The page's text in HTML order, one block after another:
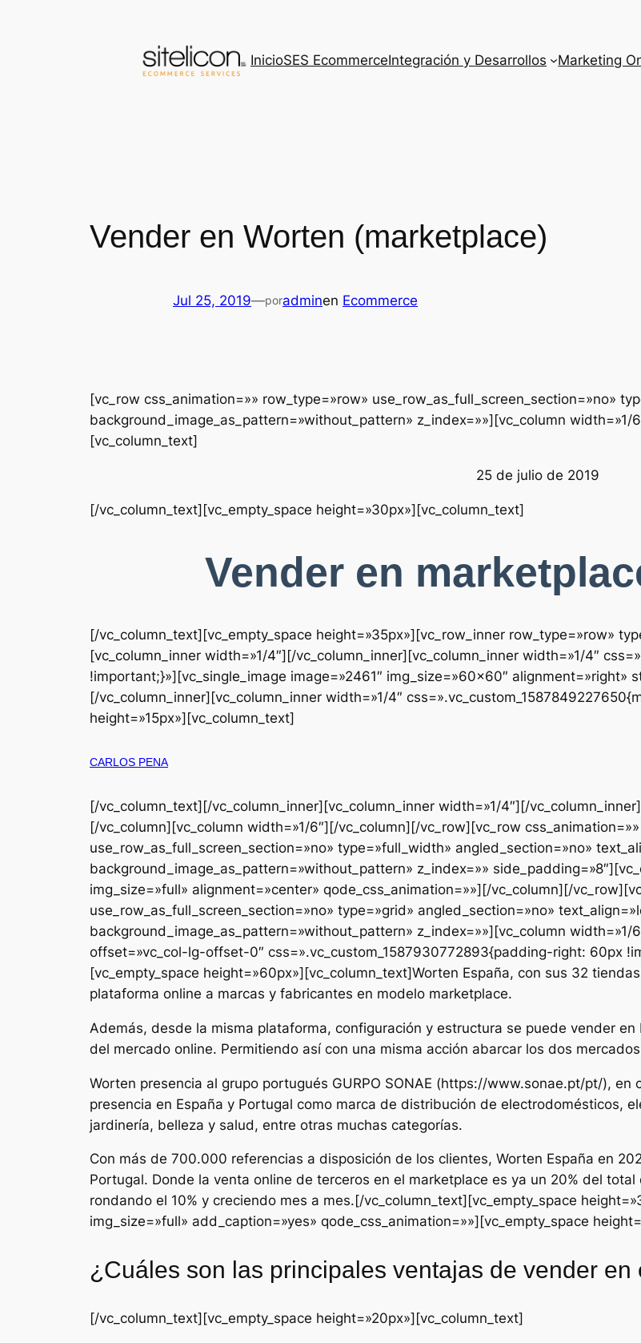
InicioSES EcommerceIntegración y Desarrollos Marketing
Vender en Worten (marketplace)
Jul 25, 2019—poradminen Ecommerce
[vc_row css_animation=»» row_type=»row» use_row_as_full_screen_section=»no»
background_image_as_pattern=»without_pattern» z_index=»»][vc_column width=»1/
[vc_column_text]
25 de julio de 2019
[/vc_column_text][vc_empty_space height=»30px»][vc_column_text]
Vender en
[/vc_column_text][vc_empty_space height=»35px»][vc_row_inner row_type=»row»
[vc_column_inner width=»1/4″][/vc_column_inner][vc_column_inner width=»1/4″
!important;}»][vc_single_image image=»2461″ img_size=»60×60″ alignment=»right»
[/vc_column_inner][vc_column_inner width=»1/4″
height=»15px»][vc_column_text]
CARLOS PENA
[/vc_column_text][/vc_column_inner][vc_column_inner width=»1/4″][/
[/vc_column][vc_column width=»1/6″][/vc_column][/vc_row][vc_row
use_row_as_full_screen_section=»no» type=»full_width» angled_section=»no»
background_image_as_pattern=»without_pattern» z_index=»»
img_size=»full» alignment=»center» qode_css_animation=»»][/vc_column][/
use_row_as_full_screen_section=»no» type=»grid» angled_section=»no»
background_image_as_pattern=»without_pattern» z_index=»»][vc_column width=»1/
offset=»vc_col-lg-offset-0″ css=».vc_custom_1587930772893{padding-right: 60px
[vc_empty_space height=»60px»][vc_column_text]Worten España, con sus 32
plataforma online a marcas y fabricantes en modelo marketplace.
Además, desde la misma plataforma, configuración y estructura se puede vender
del mercado online. Permitiendo así con una misma acción abarcar los dos
Worten presencia al grupo portugués GURPO SONAE (https://www.sonae.pt/pt/), en
presencia en España y Portugal como marca de distribución de electrodomésticos,
jardinería, belleza y salud, entre otras muchas categorías.
Con más de 700.000 referencias a disposición de los clientes, Worten España en
Portugal. Donde la venta online de terceros en el marketplace es ya un 20% del
rondando el 10% y creciendo mes a mes.[/vc_column_text][vc_empty_space
img_size=»full» add_caption=»yes» qode_css_animation=»»][vc_empty_space
¿Cuáles son las principales ventajas de vender
[/vc_column_text][vc_empty_space height=»20px»][vc_column_text]